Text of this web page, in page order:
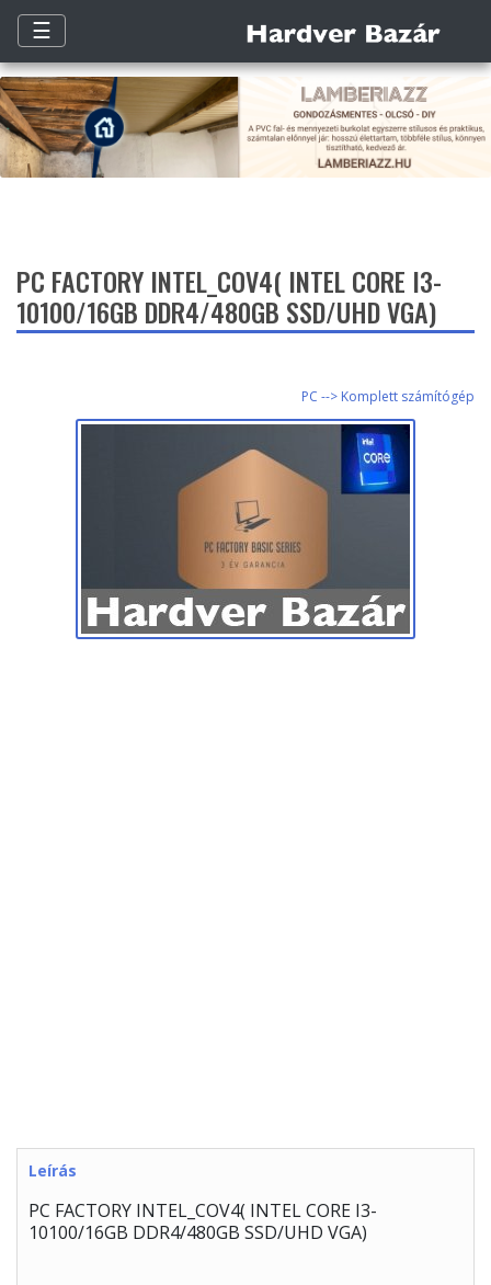
☰
PC FACTORY INTEL_COV4( INTEL CORE I3-
10100/16GB DDR4/480GB SSD/UHD VGA)
PC --> Komplett számítógép
Leírás
PC FACTORY INTEL_COV4( INTEL CORE I3-
10100/16GB DDR4/480GB SSD/UHD VGA)